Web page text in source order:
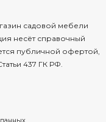
садовой мебели
несёт справочный
публичной офертой,
437 ГК РФ.